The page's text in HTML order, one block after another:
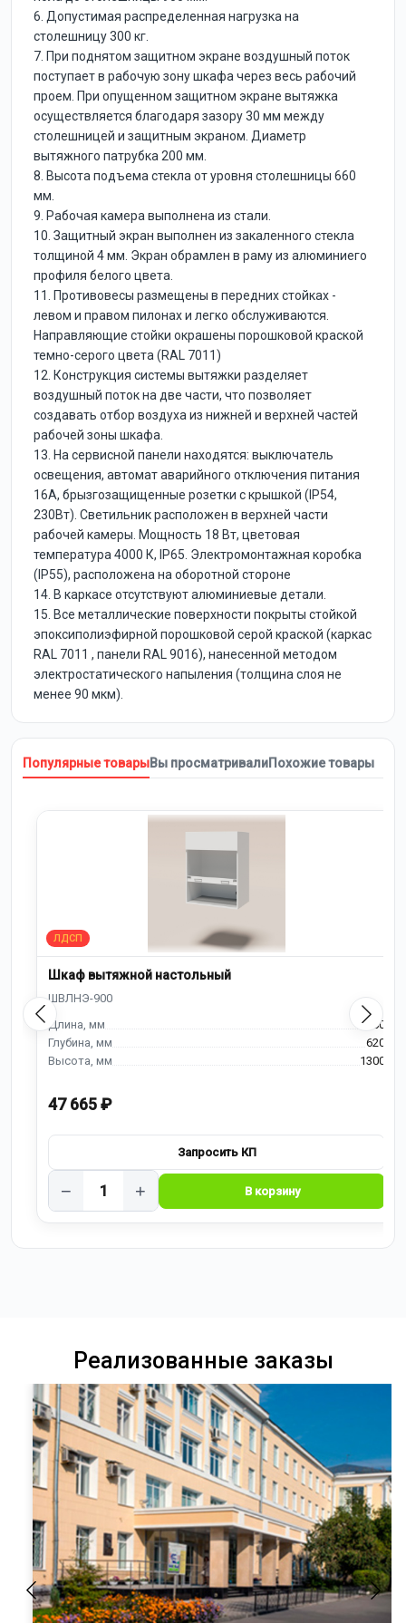
6. Допустимая распределенная нагрузка на
столешницу 300 кг.
7. При поднятом защитном экране воздушный поток
поступает в рабочую зону шкафа через весь рабочий
проем. При опущенном защитном экране вытяжка
осуществляется благодаря зазору 30 мм между
столешницей и защитным экраном. Диаметр
вытяжного патрубка 200 мм.
8. Высота подъема стекла от уровня столешницы 660
мм.
9. Рабочая камера выполнена из стали.
10. Защитный экран выполнен из закаленного стекла
толщиной 4 мм. Экран обрамлен в раму из алюминиего
профиля белого цвета.
11. Противовесы размещены в передних стойках -
левом и правом пилонах и легко обслуживаются.
Направляющие стойки окрашены порошковой краской
темно-серого цвета (RAL 7011)
12. Конструкция системы вытяжки разделяет
воздушный поток на две части, что позволяет
создавать отбор воздуха из нижней и верхней частей
рабочей зоны шкафа.
13. На сервисной панели находятся: выключатель
освещения, автомат аварийного отключения питания
16А, брызгозащищенные розетки с крышкой (IP54,
230Вт). Светильник расположен в верхней части
рабочей камеры. Мощность 18 Вт, цветовая
температура 4000 К, IP65. Электромонтажная коробка
(IP55), расположена на оборотной стороне
14. В каркасе отсутствуют алюминиевые детали.
15. Все металлические поверхности покрыты стойкой
эпоксиполиэфирной порошковой серой краской (каркас
RAL 7011 , панели RAL 9016), нанесенной методом
электростатического напыления (толщина слоя не
менее 90 мкм).
Популярные товарыВы просматривалиПохожие товары
Шкаф вытяжной настольный
900
620
1300
47 665 ₽
− +
Реализованные заказы